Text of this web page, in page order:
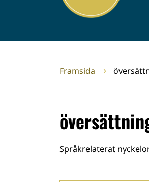
Framsida
Språkrelaterat